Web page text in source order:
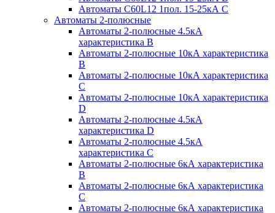
Автоматы С60L12 1пол. 15-25кА С
Автоматы 2-полюсные
Автоматы 2-полюсные 4.5кА
характеристика В
Автоматы 2-полюсные 10кА характеристика
B
Автоматы 2-полюсные 10кА характеристика
C
Автоматы 2-полюсные 10кА характеристика
D
Автоматы 2-полюсные 4.5кА
характеристика D
Автоматы 2-полюсные 4.5кА
характеристика С
Автоматы 2-полюсные 6кА характеристика
B
Автоматы 2-полюсные 6кА характеристика
C
Автоматы 2-полюсные 6кА характеристика